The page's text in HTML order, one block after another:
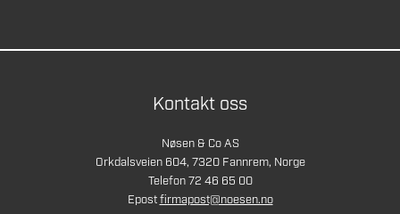
Kontakt oss
Nøsen & Co AS
Orkdalsveien 604, 7320 Fannrem, Norge
Telefon 72 46 65 00
Epostfirmapost@noesen.no